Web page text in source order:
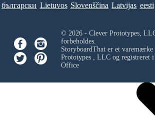
български Lietuvos Slovenščina Latvijas eesti
© 2026 - Clever Prototypes,
forbeholdes.
StoryboardThat er et
Prototypes , LLCog registreret i
Office